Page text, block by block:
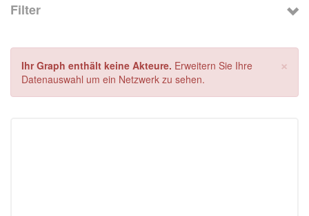
Filter
×
Ihr Graph enthält keine Akteure. Erweitern Sie Ihre
Datenauswahl um ein Netzwerk zu sehen.